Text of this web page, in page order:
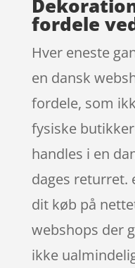
fordele
Hver eneste
en dansk
fordele, som
fysiske
handles i en
dages returret.
dit køb på
webshops der
ikke